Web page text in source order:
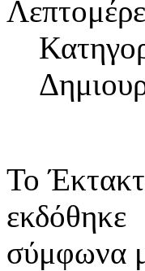
Το
σύμφωνα